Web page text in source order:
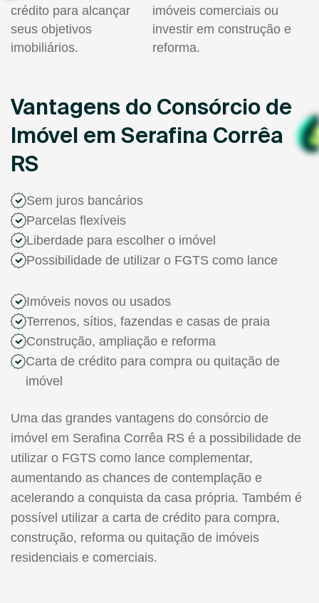
crédito para alcançar
seus objetivos
imobiliários.
imóveis comerciais ou
investir em construção e
reforma.
Vantagens do Consórcio de
Imóvel em Serafina Corrêa
RS
Sem juros bancários
Parcelas flexíveis
Liberdade para escolher o imóvel
Possibilidade de utilizar o FGTS como lance
Imóveis novos ou usados
Terrenos, sítios, fazendas e casas de praia
Construção, ampliação e reforma
Carta de crédito para compra ou quitação de
imóvel
Uma das grandes vantagens do consórcio de
imóvel em Serafina Corrêa RS é a possibilidade de
utilizar o FGTS como lance complementar,
aumentando as chances de contemplação e
acelerando a conquista da casa própria. Também é
possível utilizar a carta de crédito para compra,
construção, reforma ou quitação de imóveis
residenciais e comerciais.